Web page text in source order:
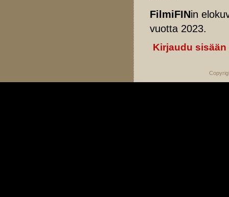
FilmiFINin
vuotta 2023.
Kirjaudu sisään